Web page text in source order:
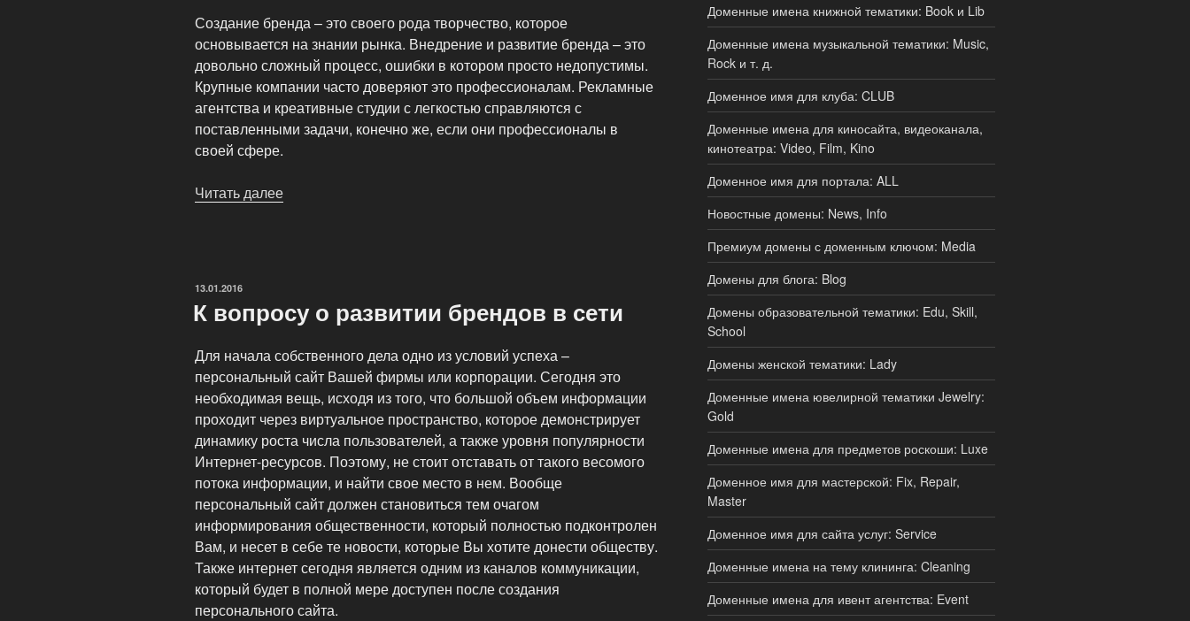
Создание бренда – это своего рода творчество, которое
основывается на знании рынка. Внедрение и развитие бренда – это
довольно сложный процесс, ошибки в котором просто недопустимы.
Крупные компании часто доверяют это профессионалам. Рекламные
агентства и креативные студии с легкостью справляются с
поставленными задачи, конечно же, если они профессионалы в
своей сфере.
Читать далее
ОПУБЛИКОВАНО
13.01.2016
К вопросу о развитии брендов в сети
Для начала собственного дела одно из условий успеха –
персональный сайт Вашей фирмы или корпорации. Сегодня это
необходимая вещь, исходя из того, что большой объем информации
проходит через виртуальное пространство, которое демонстрирует
динамику роста числа пользователей, а также уровня популярности
Интернет-ресурсов. Поэтому, не стоит отставать от такого весомого
потока информации, и найти свое место в нем. Вообще
персональный сайт должен становиться тем очагом
информирования общественности, который полностью подконтролен
Вам, и несет в себе те новости, которые Вы хотите донести обществу.
Также интернет сегодня является одним из каналов коммуникации,
который будет в полной мере доступен после создания
персонального сайта.
Доменные имена книжной тематики: Book и Lib
Доменные имена музыкальной тематики: Music,
Rock и т. д.
Доменное имя для клуба: CLUB
Доменные имена для киносайта, видеоканала,
кинотеатра: Video, Film, Kino
Доменное имя для портала: ALL
Новостные домены: News, Info
Премиум домены с доменным ключом: Media
Домены для блога: Blog
Домены образовательной тематики: Edu, Skill,
School
Домены женской тематики: Lady
Доменные имена ювелирной тематики Jewelry:
Gold
Доменные имена для предметов роскоши: Luxe
Доменное имя для мастерской: Fix, Repair,
Master
Доменное имя для сайта услуг: Service
Доменные имена на тему клининга: Cleaning
Доменные имена для ивент агентства: Event